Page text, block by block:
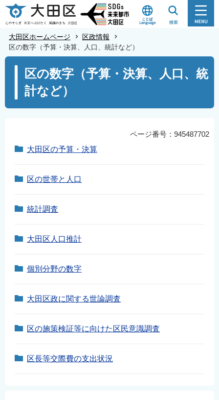
こ
の
ジ
大田区ホームページ
区政情報
区の数字（予算・決算、人口、統計など）
区の数字（予算・決算、人口、統
計など）
ページ番号：945487702
大田区の予算・決算
区の世帯と人口
統計調査
大田区人口推計
個別分野の数字
大田区政に関する世論調査
区の施策検証等に向けた区民意識調査
区長等交際費の支出状況